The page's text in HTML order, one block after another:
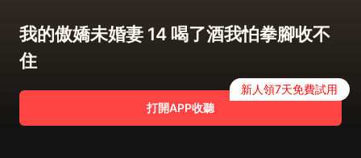
我的傲嬌未婚妻 14 喝了酒我怕拳腳收不
住
打開APP收聽
新人領7天免費試用